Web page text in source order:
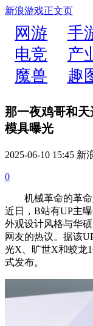
新浪游戏正文页
网游 手
电竞
产
魔兽
趣
那一夜鸡哥和
模具曝光
2025-06-10 15:45 新
0
机械革命的革命
近日，B站有UP主
外观设计风格与华
网友的热议。据该
光X、旷世X和蛟龙
式发布。